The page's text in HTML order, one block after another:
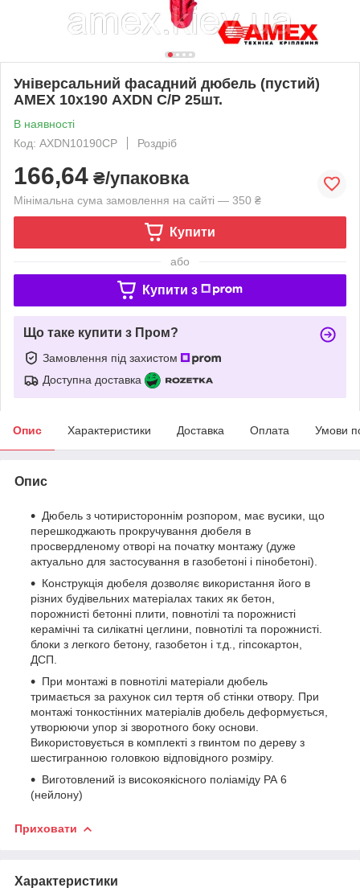
Універсальний фасадний дюбель (пустий)
AMEX 10х190 AXDN C/P 25шт.
В наявності
Код: AXDN10190CP
Роздріб
166,64 ₴/упаковка
Мінімальна сума замовлення на сайті — 350 ₴
Купити
або
Купити з
Що таке купити з Пром?
Замовлення під захистом
Доступна доставка
Опис Характеристики Доставка Оплата Умови
Опис
Дюбель з чотиристороннім розпором, має вусики, що
перешкоджають прокручування дюбеля в
просвердленому отворі на початку монтажу (дуже
актуально для застосування в газобетоні і пінобетоні).
Конструкція дюбеля дозволяє використання його в
різних будівельних матеріалах таких як бетон,
порожнисті бетонні плити, повнотілі та порожнисті
керамічні та силікатні цеглини, повнотілі та порожнисті.
блоки з легкого бетону, газобетон і т.д., гіпсокартон,
ДСП.
При монтажі в повнотілі матеріали дюбель
тримається за рахунок сил тертя об стінки отвору. При
монтажі тонкостінних матеріалів дюбель деформується,
утворюючи упор зі зворотного боку основи.
Використовується в комплекті з гвинтом по дереву з
шестигранною головкою відповідного розміру.
Виготовлений із високоякісного поліаміду РА 6
(нейлону)
Приховати
Характеристики